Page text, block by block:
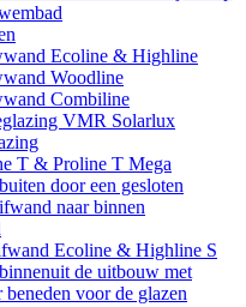
Ecoline & Highline
Woodline
Combiline
T & Proline T Mega
Ecoline & Highline S